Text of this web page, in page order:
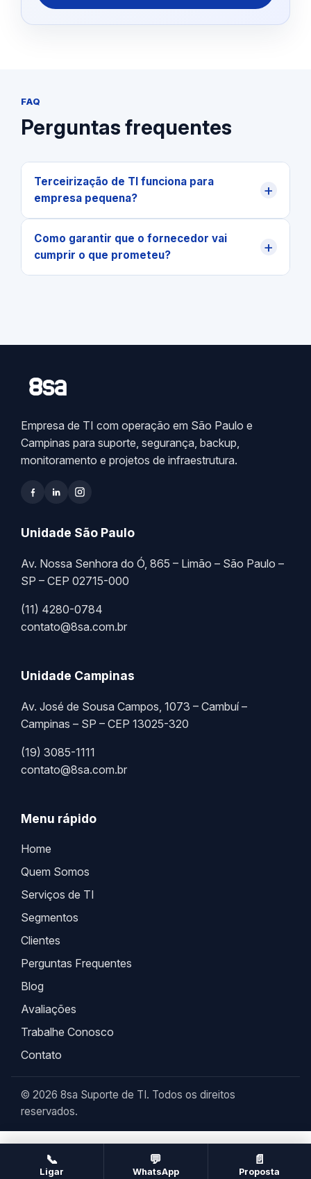
FAQ
Perguntas frequentes
Terceirização de TI funciona para
empresa pequena?
+
Como garantir que o fornecedor vai
cumprir o que prometeu?
+
Empresa de TI com operação em São Paulo e
Campinas para suporte, segurança, backup,
monitoramento e projetos de infraestrutura.
Unidade São Paulo
Av. Nossa Senhora do Ó, 865 – Limão – São Paulo –
SP – CEP 02715-000
(11) 4280-0784
contato@8sa.com.br
Unidade Campinas
Av. José de Sousa Campos, 1073 – Cambuí –
Campinas – SP – CEP 13025-320
(19) 3085-1111
contato@8sa.com.br
Menu rápido
Home
Quem Somos
Serviços de TI
Segmentos
Clientes
Perguntas Frequentes
Blog
Avaliações
Trabalhe Conosco
Contato
© 2026 8sa Suporte de TI. Todos os direitos
reservados.
📞
Ligar
💬
WhatsApp
📄
Proposta